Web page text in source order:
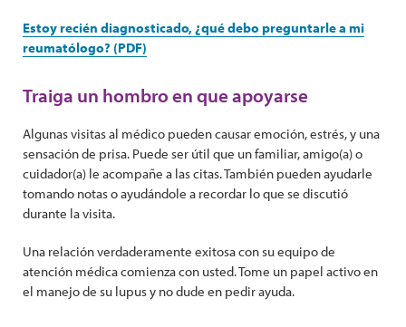
Estoy recién diagnosticado, ¿qué debo preguntarle a mi
reumatólogo? (PDF)
Traiga un hombro en que apoyarse
Algunas visitas al médico pueden causar emoción, estrés, y una
sensación de prisa. Puede ser útil que un familiar, amigo(a) o
cuidador(a) le acompañe a las citas. También pueden ayudarle
tomando notas o ayudándole a recordar lo que se discutió
durante la visita.
Una relación verdaderamente exitosa con su equipo de
atención médica comienza con usted. Tome un papel activo en
el manejo de su lupus y no dude en pedir ayuda.